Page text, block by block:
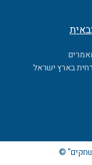
בארץ ישראל
©